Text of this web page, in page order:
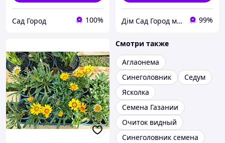
Сад Город 100% Дім Сад Город магазин для фермера та агронома 99%
Смотри также
Аглаонема
Синеголовник
Седум
Ясколка
Семена Газании
Очиток видный
Синеголовник семена